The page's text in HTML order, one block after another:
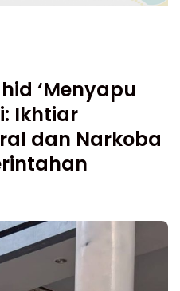
‘Menyapu
Ikhtiar
dan Narkoba